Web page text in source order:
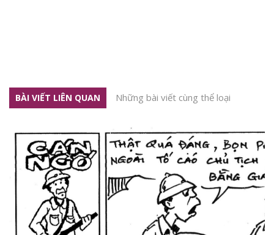
BÀI VIẾT LIÊN QUAN Những bài viết cùng thể loại